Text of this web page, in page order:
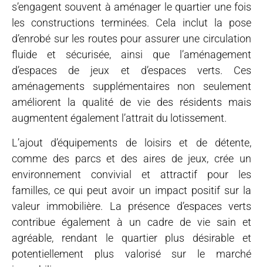
s’engagent souvent à aménager le quartier une fois
les constructions terminées. Cela inclut la pose
d’enrobé sur les routes pour assurer une circulation
fluide et sécurisée, ainsi que l’aménagement
d’espaces de jeux et d’espaces verts. Ces
aménagements supplémentaires non seulement
améliorent la qualité de vie des résidents mais
augmentent également l’attrait du lotissement.
L’ajout d’équipements de loisirs et de détente,
comme des parcs et des aires de jeux, crée un
environnement convivial et attractif pour les
familles, ce qui peut avoir un impact positif sur la
valeur immobilière. La présence d’espaces verts
contribue également à un cadre de vie sain et
agréable, rendant le quartier plus désirable et
potentiellement plus valorisé sur le marché